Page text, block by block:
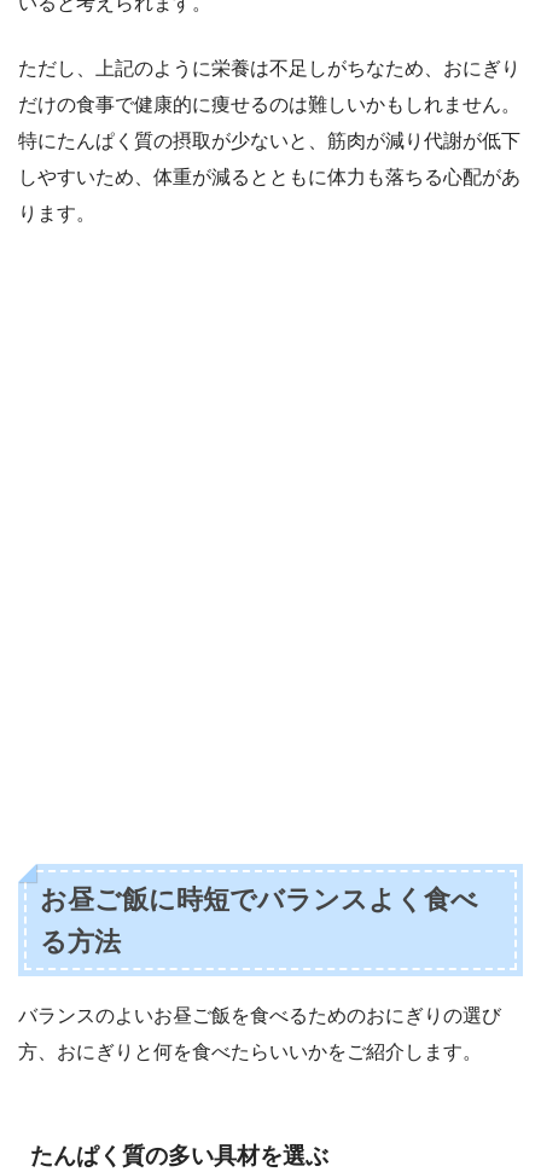
ただし、上記のように栄養は不足しがちなため、おにぎり
だけの食事で健康的に痩せるのは難しいかもしれません。
特にたんぱく質の摂取が少ないと、筋肉が減り代謝が低下
しやすいため、体重が減るとともに体力も落ちる心配があ
ります。
お昼ご飯に時短でバランスよく食べ
る方法
バランスのよいお昼ご飯を食べるためのおにぎりの選び
方、おにぎりと何を食べたらいいかをご紹介します。
たんぱく質の多い具材を選ぶ